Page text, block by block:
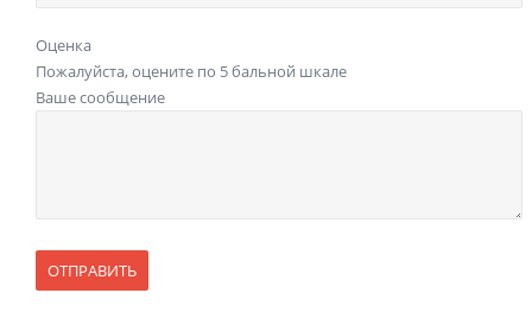
Оценка
Пожалуйста, оцените по 5 бальной шкале
Ваше сообщение